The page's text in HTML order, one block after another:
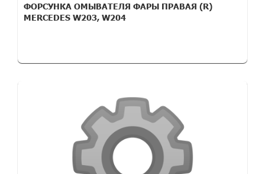
ФОРСУНКА ОМЫВАТЕЛЯ ФАРЫ ПРАВАЯ (R)
MERCEDES W203, W204